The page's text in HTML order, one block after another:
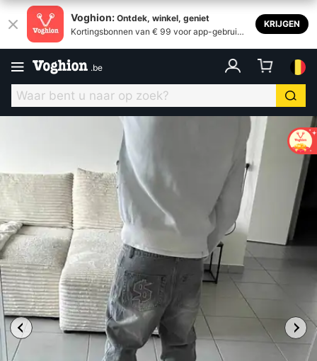
Voghion: Ontdek, winkel, geniet
Kortingsbonnen van € 99 voor app-gebruike
KRIJGEN
.be